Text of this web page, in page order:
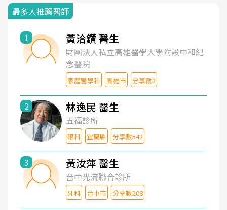
最多人推薦醫師
1 黃洽鑽 醫生
財團法人私立高雄醫學大學附設中和紀
念醫院
家庭醫學科 高雄市 分享數2
2 林逸民 醫生
五福診所
眼科 宜蘭縣 分享數542
3 黃汝萍 醫生
台中光流聯合診所
牙科 台中市 分享數208